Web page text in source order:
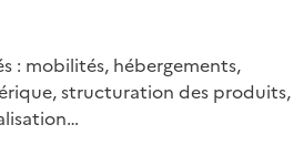
: mobilités, hébergements,
structuration des produits,